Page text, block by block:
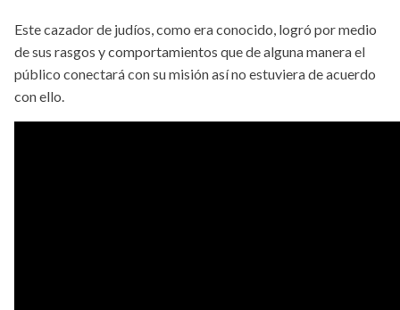
Este cazador de judíos, como era conocido, logró por medio
de sus rasgos y comportamientos que de alguna manera el
público conectará con su misión así no estuviera de acuerdo
con ello.